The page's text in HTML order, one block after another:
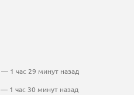
— 1 час 29 минут назад
— 1 час 30 минут назад